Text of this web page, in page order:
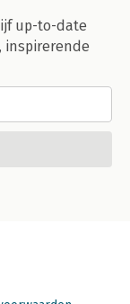
up-to-date
inspirerende